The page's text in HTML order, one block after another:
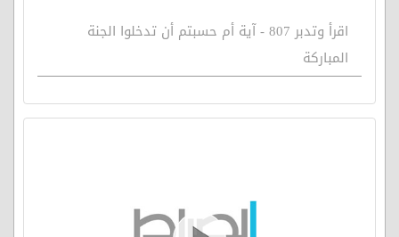
اقرأ وتدبر 807 - آية أم حسبتم أن تدخلوا الجنة
المباركة